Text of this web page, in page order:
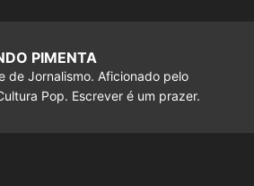
PIMENTA
de Jornalismo. Aficionado pelo
Pop. Escrever é um prazer.